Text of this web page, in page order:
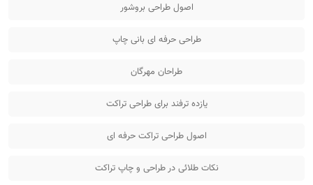
اصول طراحی بروشور
طراحی حرفه ای بانی چاپ
طراحان مهرگان
یازده ترفند برای طراحی تراکت
اصول طراحی تراکت حرفه ای
نکات طلائی در طراحی و چاپ تراکت